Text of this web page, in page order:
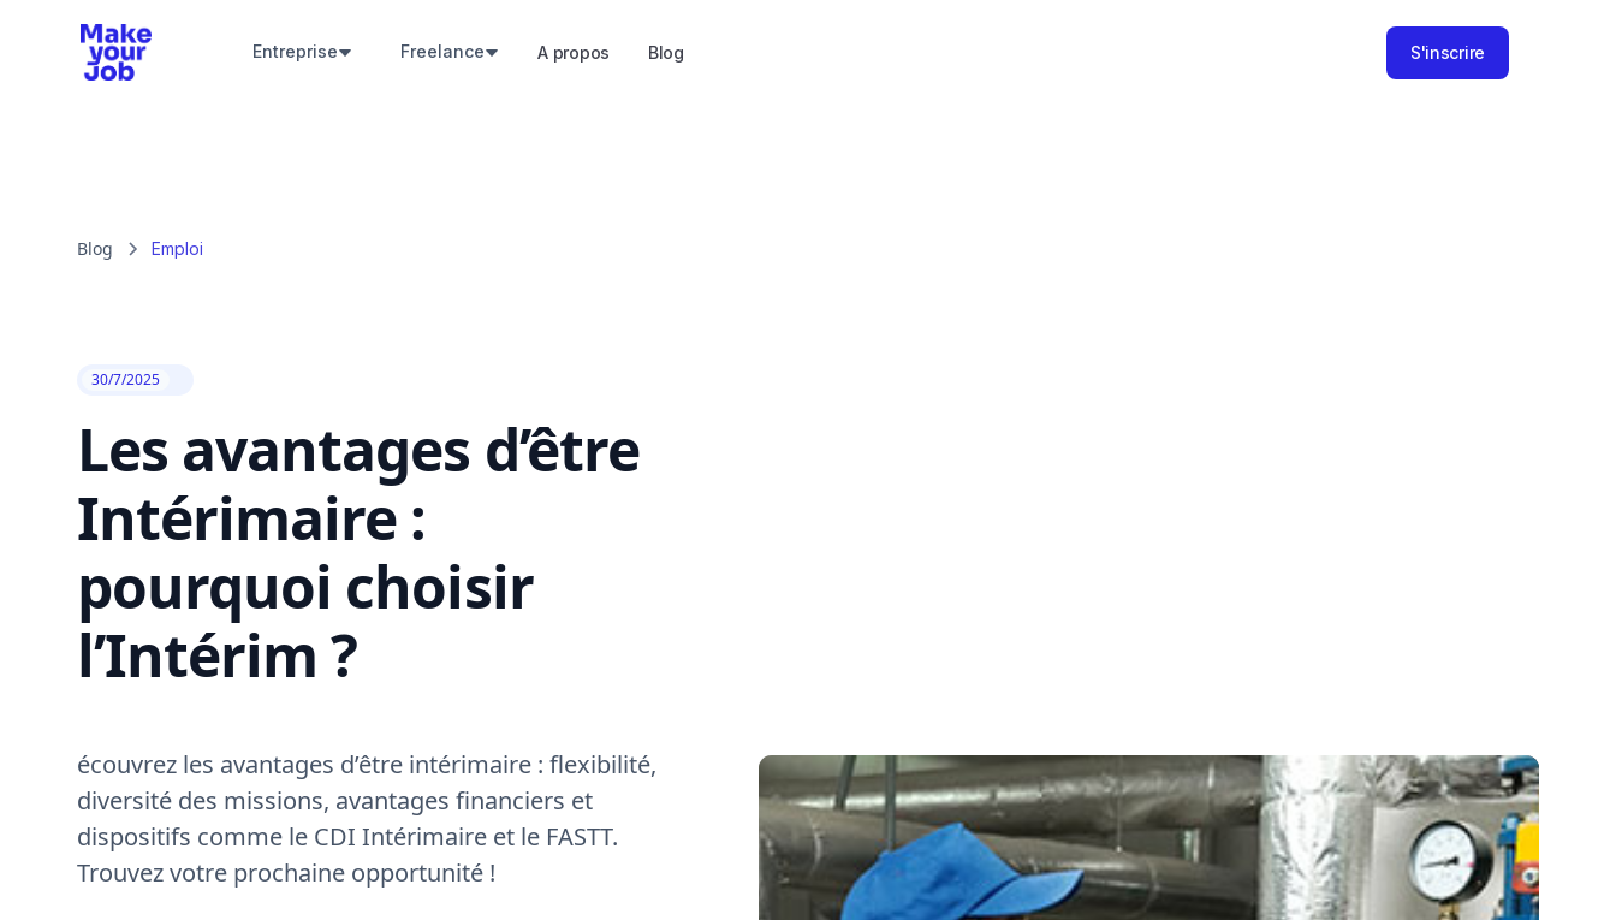
Entreprise Freelance A propos Blog S'inscrire
Blog Emploi
30/7/2025
Les avantages d’être
Intérimaire :
pourquoi choisir
l’Intérim ?
écouvrez les avantages d’être intérimaire : flexibilité,
diversité des missions, avantages financiers et
dispositifs comme le CDI Intérimaire et le FASTT.
Trouvez votre prochaine opportunité !